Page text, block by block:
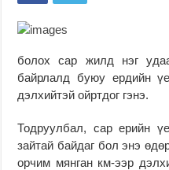
болох сар жилд нэг
байрлалд буюу ердийн
дэлхийтэй ойртдог гэнэ.
Тодруулбал, сар ерийн
зайтай байдаг бол энэ
орчим мянган км-ээр